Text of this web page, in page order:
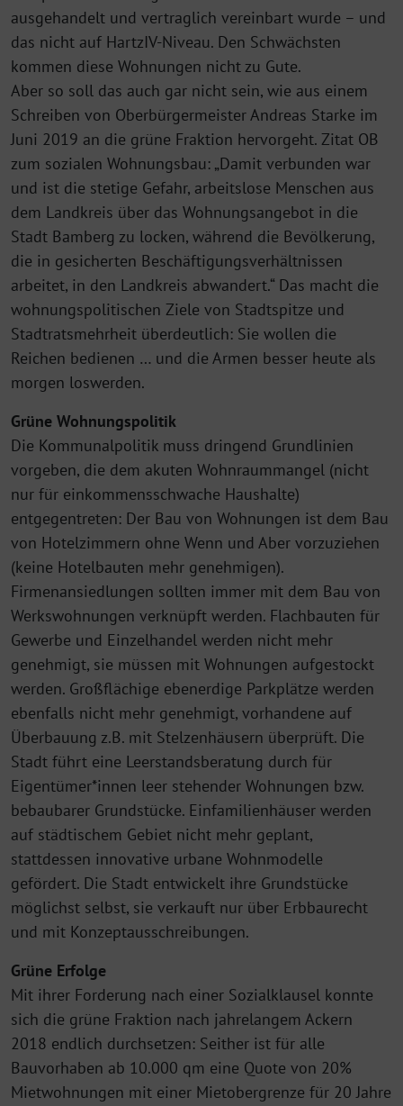
ausgehandelt und vertraglich vereinbart wurde – und
das nicht auf HartzIV-Niveau. Den Schwächsten
kommen diese Wohnungen nicht zu Gute.
Aber so soll das auch gar nicht sein, wie aus einem
Schreiben von Oberbürgermeister Andreas Starke im
Juni 2019 an die grüne Fraktion hervorgeht. Zitat OB
zum sozialen Wohnungsbau: „Damit verbunden war
und ist die stetige Gefahr, arbeitslose Menschen aus
dem Landkreis über das Wohnungsangebot in die
Stadt Bamberg zu locken, während die Bevölkerung,
die in gesicherten Beschäftigungsverhältnissen
arbeitet, in den Landkreis abwandert.“ Das macht die
wohnungspolitischen Ziele von Stadtspitze und
Stadtratsmehrheit überdeutlich: Sie wollen die
Reichen bedienen … und die Armen besser heute als
morgen loswerden.
Grüne Wohnungspolitik
Die Kommunalpolitik muss dringend Grundlinien
vorgeben, die dem akuten Wohnraummangel (nicht
nur für einkommensschwache Haushalte)
entgegentreten: Der Bau von Wohnungen ist dem Bau
von Hotelzimmern ohne Wenn und Aber vorzuziehen
(keine Hotelbauten mehr genehmigen).
Firmenansiedlungen sollten immer mit dem Bau von
Werkswohnungen verknüpft werden. Flachbauten für
Gewerbe und Einzelhandel werden nicht mehr
genehmigt, sie müssen mit Wohnungen aufgestockt
werden. Großflächige ebenerdige Parkplätze werden
ebenfalls nicht mehr genehmigt, vorhandene auf
Überbauung z.B. mit Stelzenhäusern überprüft. Die
Stadt führt eine Leerstandsberatung durch für
Eigentümer*innen leer stehender Wohnungen bzw.
bebaubarer Grundstücke. Einfamilienhäuser werden
auf städtischem Gebiet nicht mehr geplant,
stattdessen innovative urbane Wohnmodelle
gefördert. Die Stadt entwickelt ihre Grundstücke
möglichst selbst, sie verkauft nur über Erbbaurecht
und mit Konzeptausschreibungen.
Grüne Erfolge
Mit ihrer Forderung nach einer Sozialklausel konnte
sich die grüne Fraktion nach jahrelangem Ackern
2018 endlich durchsetzen: Seither ist für alle
Bauvorhaben ab 10.000 qm eine Quote von 20%
Mietwohnungen mit einer Mietobergrenze für 20 Jahre